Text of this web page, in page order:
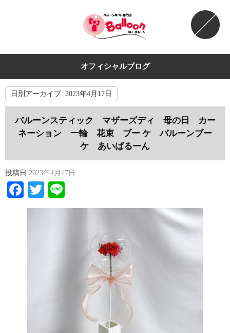
オフィシャルブログ
日別アーカイブ: 2023年4月17日
バルーンスティック マザーズディ 母の日 カー
ネーション 一輪 花束 ブー ケ バルーンブー
ケ あいばるーん
投稿日 2023年4月17日
Facebook
Twitter